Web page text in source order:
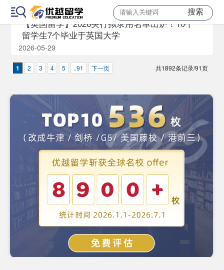
搜索
【英国留学】2026央行拟录用名单出炉！10个
留学生7个毕业于英国大学
2026-05-29
共1892条记录/91页
1 2 3 4 5 ..91 下一页